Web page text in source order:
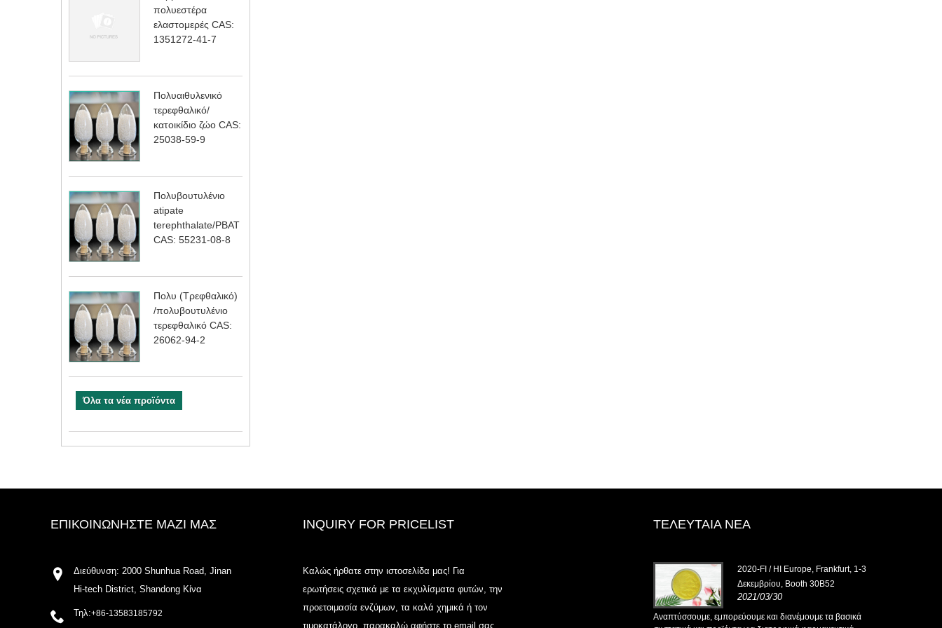
πολυεστέρα
ελαστομερές CAS:
1351272-41-7
Πολυαιθυλενικό
τερεφθαλικό/
κατοικίδιο ζώο CAS:
25038-59-9
Πολυβουτυλένιο
atipate
terephthalate/PBAT
CAS: 55231-08-8
Πολυ (Τρεφθαλικό)
/πολυβουτυλένιο
τερεφθαλικό CAS:
26062-94-2
Όλα τα νέα προϊόντα
ΕΠΙΚΟΙΝΩΝΉΣΤΕ ΜΑΖΊ ΜΑΣ
Διεύθυνση: 2000 Shunhua Road, Jinan
Hi-tech District, Shandong Κίνα
Τηλ:+86-13583185792
INQUIRY FOR PRICELIST
Καλώς ήρθατε στην ιστοσελίδα μας! Για
ερωτήσεις σχετικά με τα εκχυλίσματα φυτών, την
προετοιμασία ενζύμων, τα καλά χημικά ή τον
τιμοκατάλογο, παρακαλώ αφήστε το email σας
ΤΕΛΕΥΤΑΊΑ ΝΈΑ
2020-FI / HI Europe, Frankfurt, 1-3
Δεκεμβρίου, Booth 30B52
2021/03/30
Αναπτύσσουμε, εμπορεύουμε και διανέμουμε τα βασικά